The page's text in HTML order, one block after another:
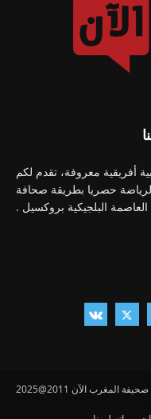
أفريقية معروفة، تقدم لكم
حصريا بطريقة صحافة
البلجيكية بروكسيل .
صحيفة المغرب الآن 2011@2025